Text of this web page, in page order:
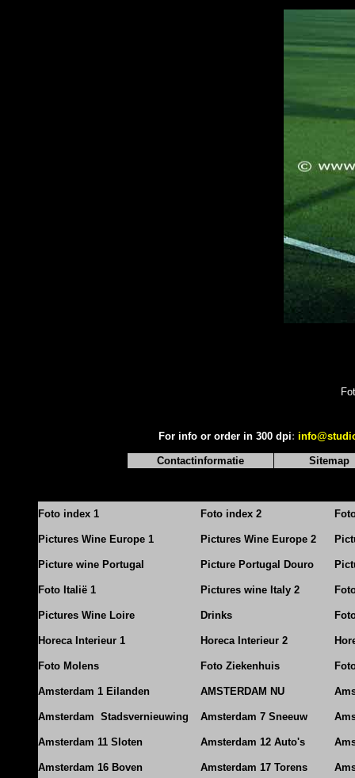
For info or order in 300 dpi:
Contactinformatie Sitemap
Foto index 1 Foto index 2
Pictures Wine Europe 1 Pictures Wine Europe 2
Picture wine Portugal Picture Portugal Douro
Foto Italië 1 Pictures wine Italy 2
Pictures Wine Loire Drinks
Horeca Interieur 1 Horeca Interieur 2
Foto Molens Foto Ziekenhuis
Amsterdam 1 Eilanden AMSTERDAM NU
Amsterdam Stadsvernieuwing Amsterdam 7 Sneeuw
Amsterdam 11 Sloten Amsterdam 12 Auto's
Amsterdam 16 Boven Amsterdam 17 Torens